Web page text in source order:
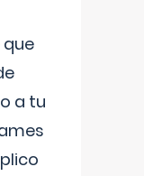
que
a tu